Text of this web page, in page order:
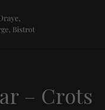
– Crots